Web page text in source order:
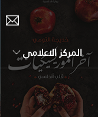
المركز الاعلامي